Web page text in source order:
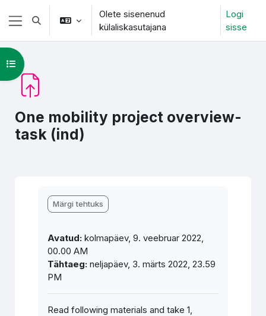
Jäta vahele peasisuni
Küljepaneel
Lülitab otsingu sisendi
Olete sisenenud
külaliskasutajana
Logi
sisse
One mobility project overview-
task (ind)
Ava kursuse sisukord
Märgi tehtuks
Avatud: kolmapäev, 9. veebruar 2022,
00.00 AM
Tähtaeg: neljapäev, 3. märts 2022, 23.59
PM
Read following materials and take 1,